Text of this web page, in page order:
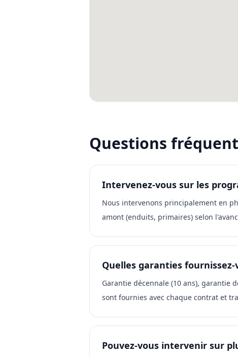
Questions
Intervenez-vous sur les
Nous intervenons principalement en
amont (enduits, primaires) selon
Quelles garanties fournissez-
Garantie décennale (10 ans), garantie
sont fournies avec chaque contrat et
Pouvez-vous intervenir sur